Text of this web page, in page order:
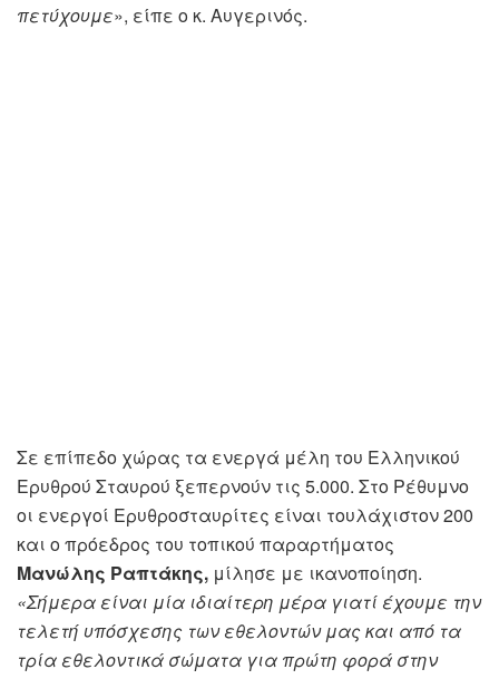
πετύχουμε», είπε ο κ. Αυγερινός.
Σε επίπεδο χώρας τα ενεργά μέλη του Ελληνικού
Ερυθρού Σταυρού ξεπερνούν τις 5.000. Στο Ρέθυμνο
οι ενεργοί Ερυθροσταυρίτες είναι τουλάχιστον 200
και ο πρόεδρος του τοπικού παραρτήματος
Μανώλης Ραπτάκης, μίλησε με ικανοποίηση.
«Σήμερα είναι μία ιδιαίτερη μέρα γιατί έχουμε την
τελετή υπόσχεσης των εθελοντών μας και από τα
τρία εθελοντικά σώματα για πρώτη φορά στην